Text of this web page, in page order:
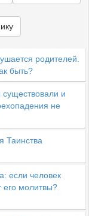
родителей.
быть?
существовали и
не
Таинства
если человек
молитвы?